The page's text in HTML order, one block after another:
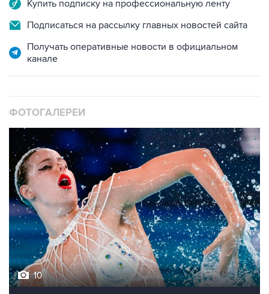
Купить подписку на профессиональную ленту
Подписаться на рассылку главных новостей сайта
Получать оперативные новости в официальном
канале
ФОТОГАЛЕРЕИ
10